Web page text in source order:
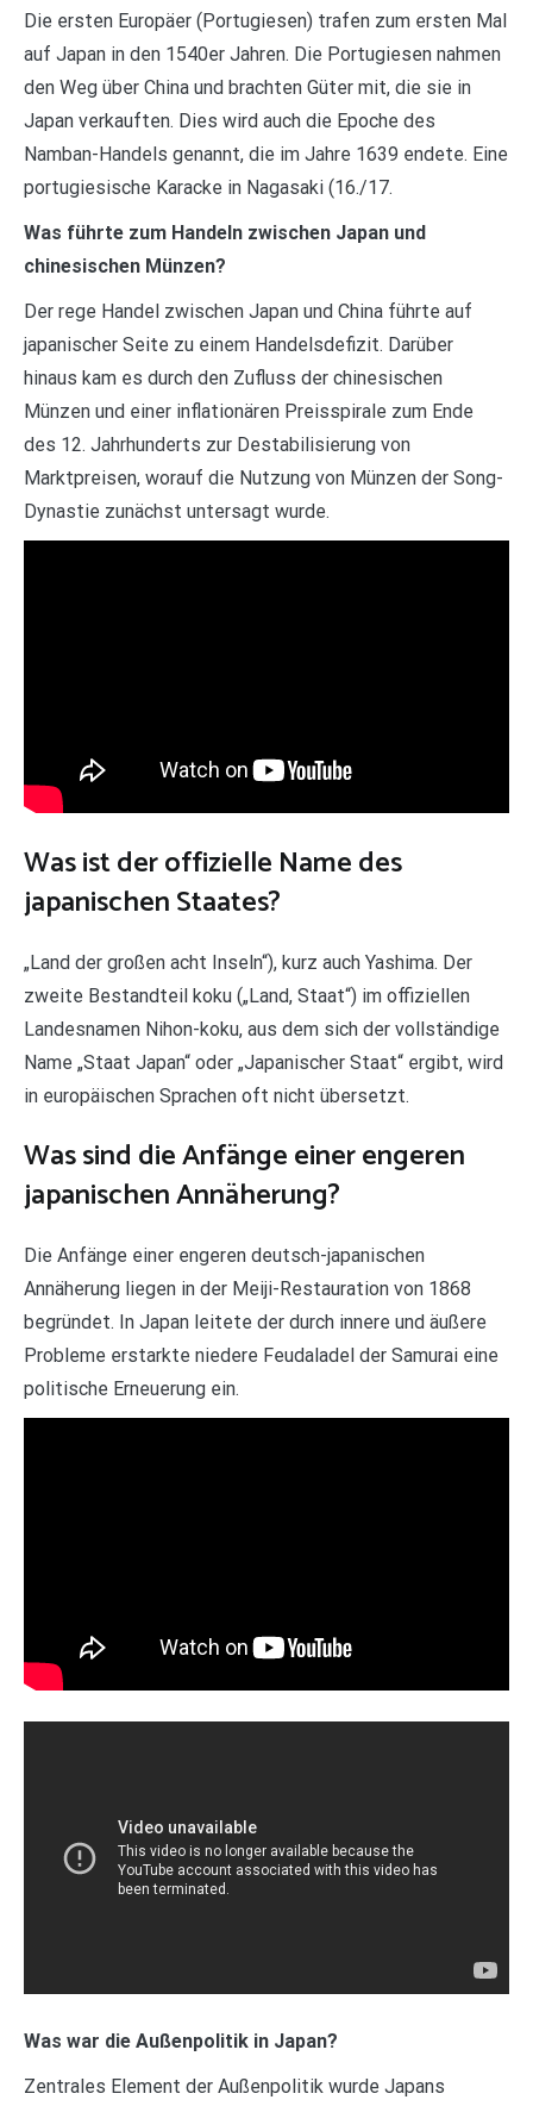
Die ersten Europäer (Portugiesen) trafen zum ersten Mal
auf Japan in den 1540er Jahren. Die Portugiesen nahmen
den Weg über China und brachten Güter mit, die sie in
Japan verkauften. Dies wird auch die Epoche des
Namban-Handels genannt, die im Jahre 1639 endete. Eine
portugiesische Karacke in Nagasaki (16./17.
Was führte zum Handeln zwischen Japan und
chinesischen Münzen?
Der rege Handel zwischen Japan und China führte auf
japanischer Seite zu einem Handelsdefizit. Darüber
hinaus kam es durch den Zufluss der chinesischen
Münzen und einer inflationären Preisspirale zum Ende
des 12. Jahrhunderts zur Destabilisierung von
Marktpreisen, worauf die Nutzung von Münzen der Song-
Dynastie zunächst untersagt wurde.
Was ist der offizielle Name des
japanischen Staates?
„Land der großen acht Inseln“), kurz auch Yashima. Der
zweite Bestandteil koku („Land, Staat“) im offiziellen
Landesnamen Nihon-koku, aus dem sich der vollständige
Name „Staat Japan“ oder „Japanischer Staat“ ergibt, wird
in europäischen Sprachen oft nicht übersetzt.
Was sind die Anfänge einer engeren
japanischen Annäherung?
Die Anfänge einer engeren deutsch-japanischen
Annäherung liegen in der Meiji-Restauration von 1868
begründet. In Japan leitete der durch innere und äußere
Probleme erstarkte niedere Feudaladel der Samurai eine
politische Erneuerung ein.
Was war die Außenpolitik in Japan?
Zentrales Element der Außenpolitik wurde Japans